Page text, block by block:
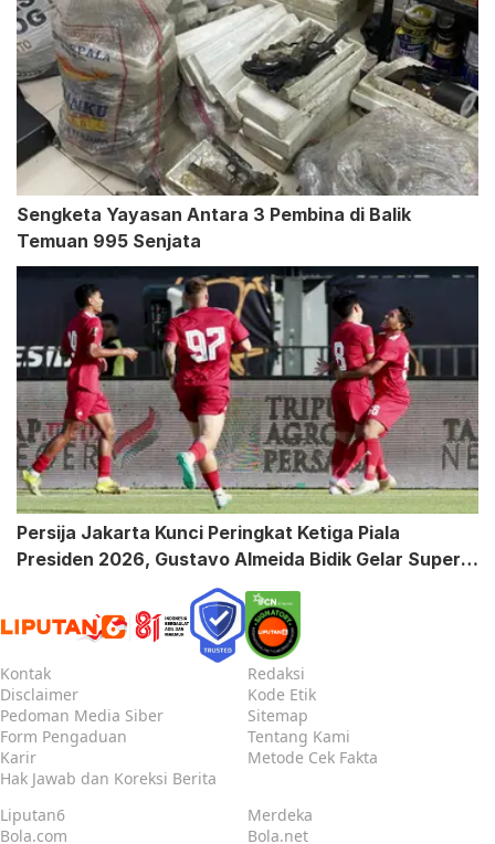
Sengketa Yayasan Antara 3 Pembina di Balik
Temuan 995 Senjata
Persija Jakarta Kunci Peringkat Ketiga Piala
Presiden 2026, Gustavo Almeida Bidik Gelar Super
Kontak
Redaksi
Disclaimer
Kode Etik
Pedoman Media Siber
Sitemap
Form Pengaduan
Tentang Kami
Karir
Metode Cek Fakta
Hak Jawab dan Koreksi Berita
Liputan6
Merdeka
Bola.com
Bola.net